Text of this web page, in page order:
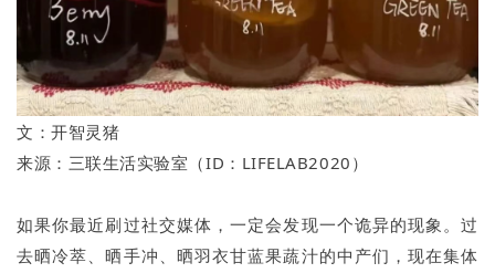
文：开智灵猪
来源：三联生活实验室（ID：LIFELAB2020）
如果你最近刷过社交媒体，一定会发现一个诡异的现象。过
去晒冷萃、晒手冲、晒羽衣甘蓝果蔬汁的中产们，现在集体